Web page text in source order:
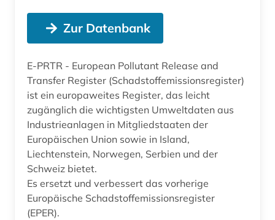
Zur Datenbank
E-PRTR - European Pollutant Release and
Transfer Register (Schadstoffemissionsregister)
ist ein europaweites Register, das leicht
zugänglich die wichtigsten Umweltdaten aus
Industrieanlagen in Mitgliedstaaten der
Europäischen Union sowie in Island,
Liechtenstein, Norwegen, Serbien und der
Schweiz bietet.
Es ersetzt und verbessert das vorherige
Europäische Schadstoffemissionsregister
(EPER).